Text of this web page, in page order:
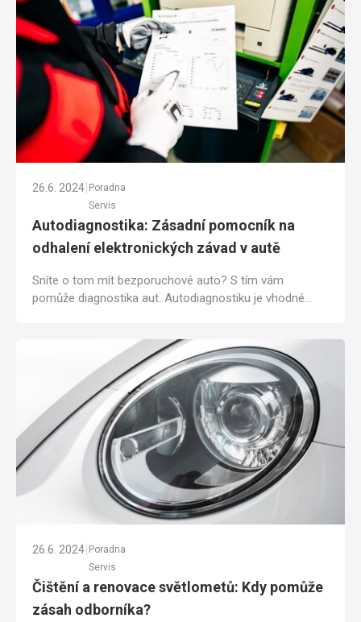
26.6. 2024 Poradna
Servis
Autodiagnostika: Zásadní pomocník na
odhalení elektronických závad v autě
Sníte o tom mít bezporuchové auto? S tím vám
pomůže diagnostika aut. Autodiagnostiku je vhodné
26.6. 2024 Poradna
Servis
Čištění a renovace světlometů: Kdy pomůže
zásah odborníka?